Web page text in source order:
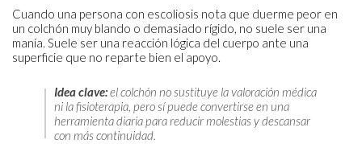
Cuando una persona con escoliosis nota que duerme peor en
un colchón muy blando o demasiado rígido, no suele ser una
manía. Suele ser una reacción lógica del cuerpo ante una
superficie que no reparte bien el apoyo.
Idea clave:el colchón no sustituye la valoración médica
ni la fisioterapia, pero sí puede convertirse en una
herramienta diaria para reducir molestias y descansar
con más continuidad.